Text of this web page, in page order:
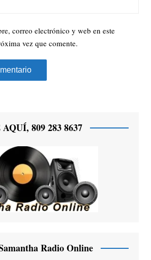
correo electrónico y web en este
vez que comente.
809 283 8637
Radio Online